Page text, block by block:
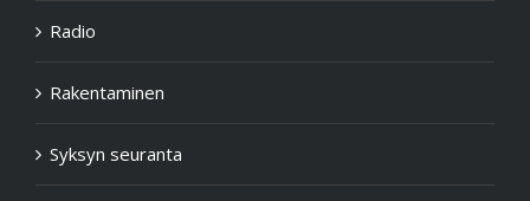
Radio
Rakentaminen
Syksyn seuranta